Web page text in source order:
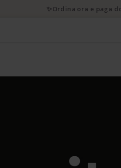
✨Ordina ora e paga